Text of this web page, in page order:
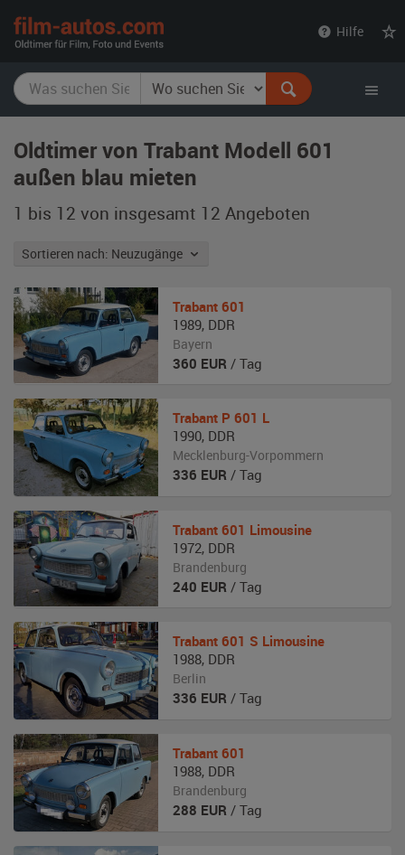
Hilfe
Oldtimer von Trabant Modell 601
außen blau mieten
1 bis 12 von insgesamt 12 Angeboten
Sortieren nach: Neuzugänge
Trabant 601
1989, DDR
Bayern
360 EUR / Tag
Trabant P 601 L
1990, DDR
Mecklenburg-Vorpommern
336 EUR / Tag
Trabant 601 Limousine
1972, DDR
Brandenburg
240 EUR / Tag
Trabant 601 S Limousine
1988, DDR
Berlin
336 EUR / Tag
Trabant 601
1988, DDR
Brandenburg
288 EUR / Tag